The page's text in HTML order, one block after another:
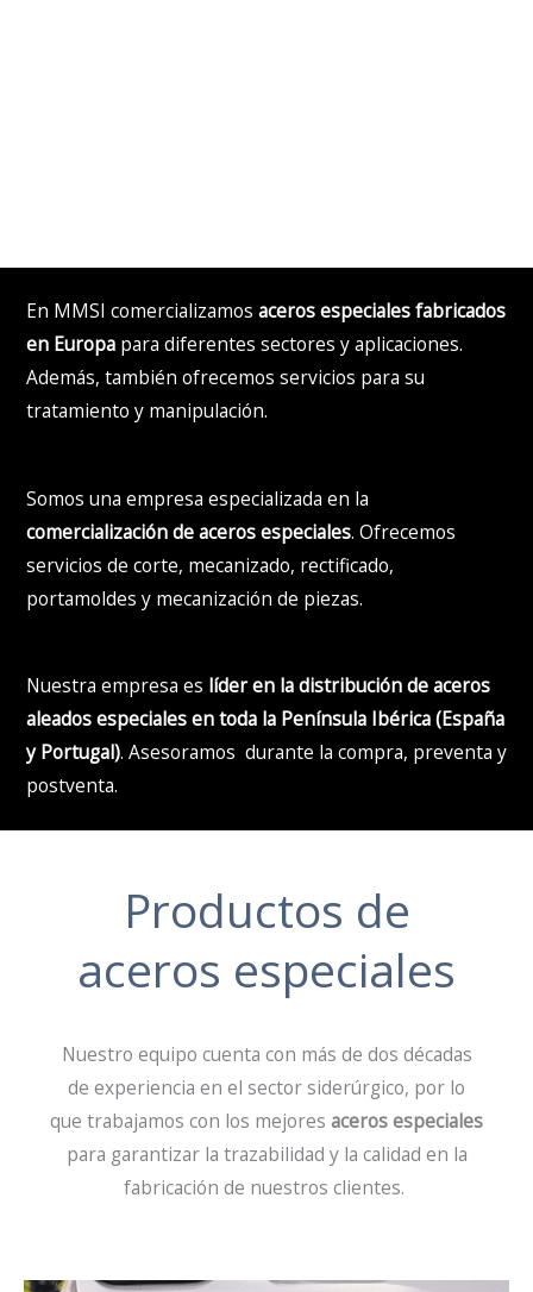
En MMSI comercializamos aceros especiales fabricados
en Europa para diferentes sectores y aplicaciones.
Además, también ofrecemos servicios para su
tratamiento y manipulación.
Somos una empresa especializada en la
comercialización de aceros especiales. Ofrecemos
servicios de corte, mecanizado, rectificado,
portamoldes y mecanización de piezas.
Nuestra empresa es líder en la distribución de aceros
aleados especiales en toda la Península Ibérica (España
y Portugal). Asesoramos durante la compra, preventa y
postventa.
Productos de
aceros especiales
Nuestro equipo cuenta con más de dos décadas
de experiencia en el sector siderúrgico, por lo
que trabajamos con los mejores aceros especiales
para garantizar la trazabilidad y la calidad en la
fabricación de nuestros clientes.